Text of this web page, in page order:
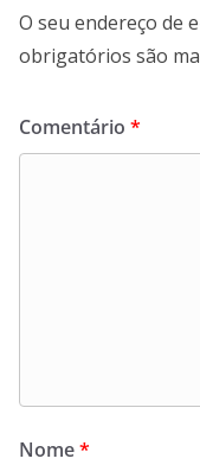
O seu endereço de
obrigatórios são
Comentário *
Nome*